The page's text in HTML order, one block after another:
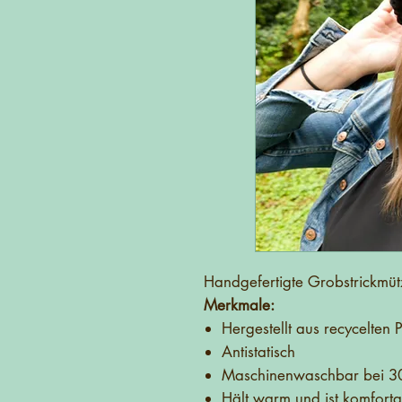
Handgefertigte
Merkmale:
Hergestellt aus recycelten
Antistatisch
Maschinenwaschbar bei